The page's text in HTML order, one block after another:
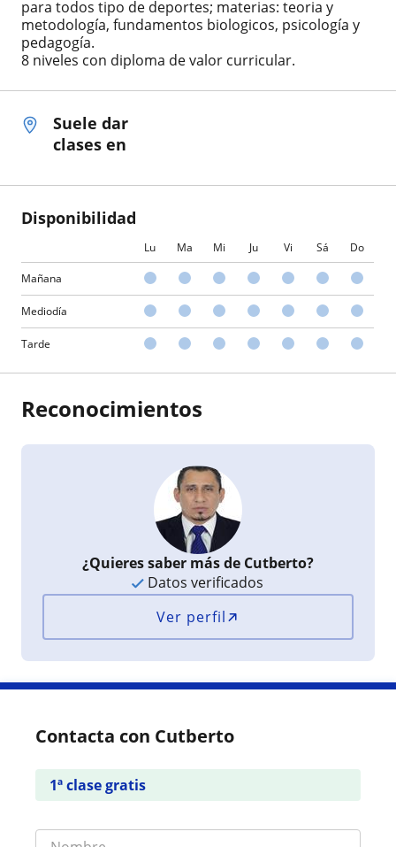
Suele dar
clases en
Disponibilidad
Lu Ma Mi Ju Vi Sá Do
Mañana
Mediodía
Tarde
para todos tipo de deportes; materias: teoria y
metodología, fundamentos biologicos, psicología y
pedagogía.
8 niveles con diploma de valor curricular.
Reconocimientos
¿Quieres saber más de Cutberto?
Datos verificados
Ver perfil
Contacta con Cutberto
1ª clase gratis